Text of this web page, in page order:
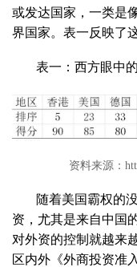
或发达国家，一类是
界国家。表一反映了
表一：西方眼中
资料来源：
随着美国霸权的
资，尤其是来自中国
对外资的控制就越来
区内外《外商投资准